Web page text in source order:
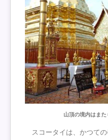
山頂の境内はまた
スコータイは、かつて